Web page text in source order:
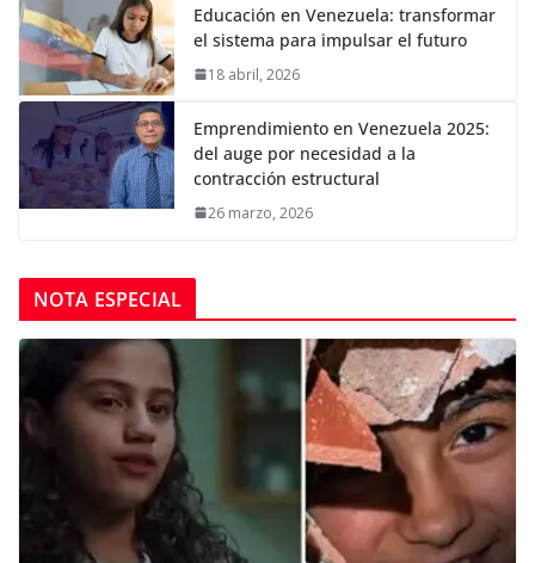
Educación en Venezuela: transformar
el sistema para impulsar el futuro
18 abril, 2026
Emprendimiento en Venezuela 2025:
del auge por necesidad a la
contracción estructural
26 marzo, 2026
NOTA ESPECIAL